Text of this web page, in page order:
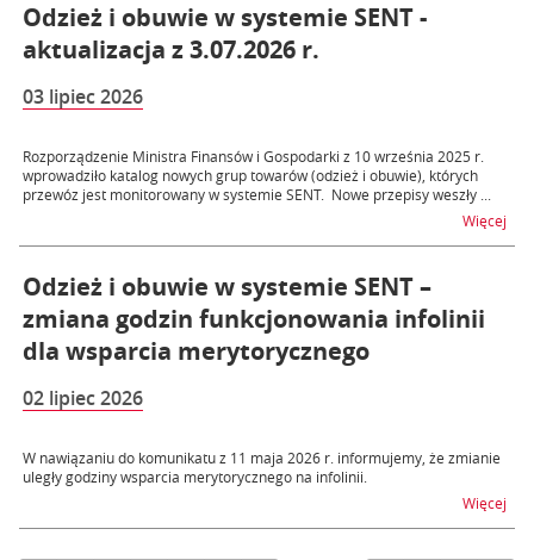
Odzież i obuwie w systemie SENT -
aktualizacja z 3.07.2026 r.
03 lipiec 2026
Rozporządzenie Ministra Finansów i Gospodarki z 10 września 2025 r.
wprowadziło katalog nowych grup towarów (odzież i obuwie), których
przewóz jest monitorowany w systemie SENT. Nowe przepisy weszły ...
Więcej
Odzież i obuwie w systemie SENT –
zmiana godzin funkcjonowania infolinii
dla wsparcia merytorycznego
02 lipiec 2026
W nawiązaniu do komunikatu z 11 maja 2026 r. informujemy, że zmianie
uległy godziny wsparcia merytorycznego na infolinii.
Więcej